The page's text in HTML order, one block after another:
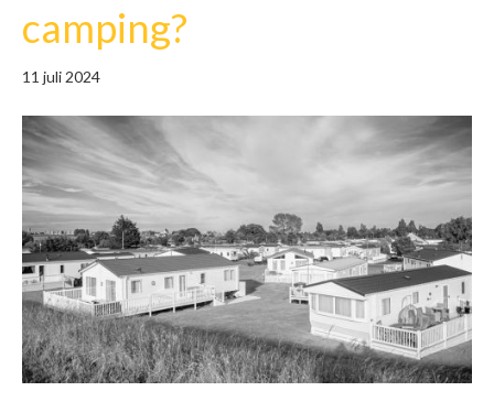
camping?
11 juli 2024